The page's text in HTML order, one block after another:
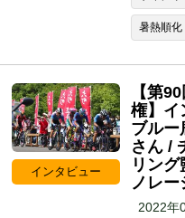
暑熱順化
インタビュー
【第
権】イ
ブルー
さん /
リン
ノレー
2022年